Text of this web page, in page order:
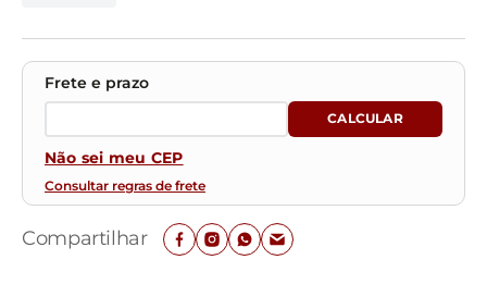
Não sei meu CEP
Consultar regras de frete
Compartilhar